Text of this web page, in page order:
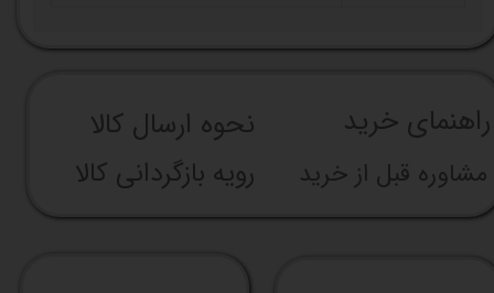
راهنما​​​​​​​​​​​​​​ی خرید نحوه ارسال کالا
مشاوره قبل از خرید رویه بازگردانی کالا